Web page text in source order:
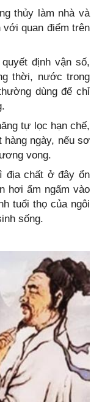
thủy làm nhà và
quan điểm trên
định vận số,
thời, nước trong
dùng để chỉ
tự lọc hạn chế,
hàng ngày, nếu sơ
vong.
địa chất ở đây ổn
hơi ẩm ngấm vào
tuổi thọ của ngôi
sống.